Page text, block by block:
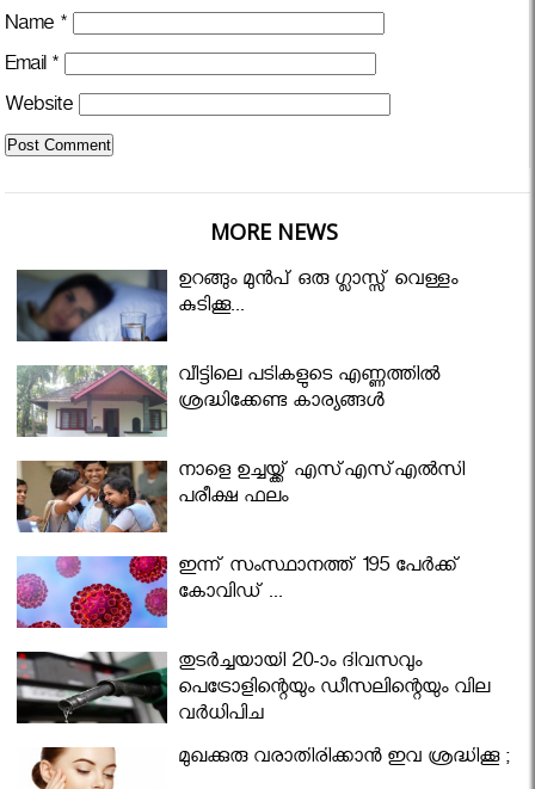
Name *
Email *
Website
MORE NEWS
ഉറങ്ങും മുന്‍പ് ഒരു ഗ്ലാസ്സ് വെള്ളം
കുടിക്കൂ...
വീട്ടിലെ പടികളുടെ എണ്ണത്തിൽ
ശ്രദ്ധിക്കേണ്ട കാര്യങ്ങൾ
നാളെ ഉച്ചയ്ക്ക് എസ്എസ്എല്‍സി
പരീക്ഷ ഫലം
ഇന്ന് സംസ്ഥാനത്ത് 195 പേര്‍ക്ക്
കോവിഡ് ...
തുടർച്ചയായി 20-ാം ദിവസവും
പെട്രോളിന്റെയും ഡീസലിന്റെയും വില
വര്‍ധിപ്പിച്ചു
മുഖക്കുരു വരാതിരിക്കാന്‍ ഇവ ശ്രദ്ധിക്കൂ ;